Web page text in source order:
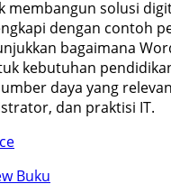
membangun solusi
dengan contoh
bagaimana
kebutuhan
daya yang
dan praktisi IT.
Buku